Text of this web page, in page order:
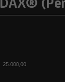
25.000,00